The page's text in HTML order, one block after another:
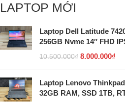
LAPTOP MỚI
Laptop Dell Latitude
256GB Nvme 14″ FHD
10.500.000₫ 8.000.000₫
Laptop Lenovo
32GB RAM, SSD 1TB,